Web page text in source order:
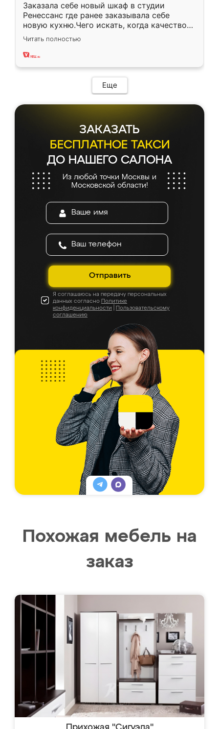
Заказала себе новый шкаф в студии
Ренессанс где ранее заказывала себе
новую кухню.Чего искать, когда качеством
вполне довольна. Служит кухня уже почти
два года, нареканий нет.
Читать полностью
Еще
ЗАКАЗАТЬ
БЕСПЛАТНОЕ ТАКСИ
ДО НАШЕГО САЛОНА
Из любой точки Москвы и
Московской области!
Отправить
Я соглашаюсь на передачу персональных
данных согласно Политике
конфиденциальности
Пользовательскому
соглашению
Похожая мебель на
заказ